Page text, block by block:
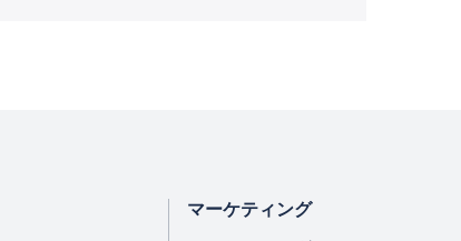
マーケティング